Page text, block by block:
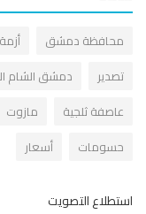
دمشق أزمة غاز
دمشق الشام
ثلجية
مازوت
أسعار
التصويت